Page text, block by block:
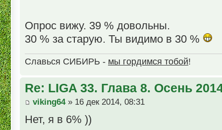
Опрос вижу. 39 % довольны.
30 % за старую. Ты видимо в 30 %
Славься СИБИРЬ - мы гордимся тобой!
Re: LIGA 33. Глава 8. Осень
viking64» 16 дек 2014, 08:31
Нет, я в 6% ))